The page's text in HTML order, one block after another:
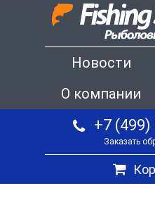
Новости
О компании
+7 (499)
Заказать